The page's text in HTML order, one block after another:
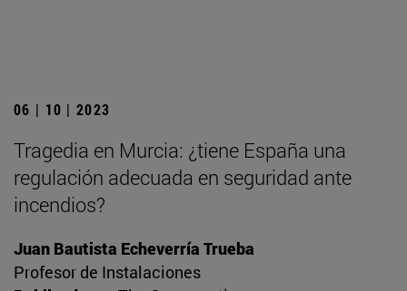
06 | 10 | 2023
Tragedia en Murcia: ¿tiene España una
regulación adecuada en seguridad ante
incendios?
Juan Bautista Echeverría Trueba
Profesor de Instalaciones